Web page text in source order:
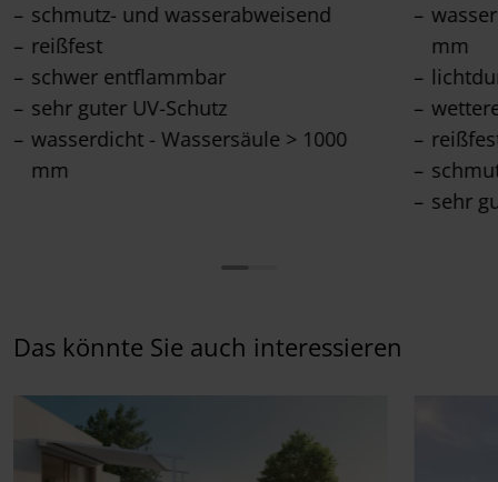
schmutz- und wasserabweisend
reißfest
schwer entflammbar
sehr guter UV-Schutz
wasserdicht - Wassersäule > 1000
mm
mm
sehr
Das könnte Sie auch interessieren